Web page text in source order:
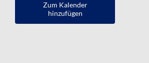
Zum Kalender
hinzufügen